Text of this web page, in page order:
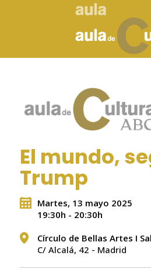
El mundo,
Trump
Martes, 13 mayo 2025
19:30h - 20:30h
Círculo de Bellas Artes I
C/ Alcalá, 42 - Madrid